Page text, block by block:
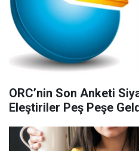
ORC’nin Son Anketi
Eleştiriler Peş Peşe